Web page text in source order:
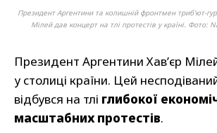
Президент Аргентини та колишній фронтмен триб'ют-
Мілей дав концерт на тлі протестів у країні. Фото:
Президент Аргентини Хав’єр
у столиці країни. Цей
відбувся на тлі глибокої
масштабних протестів.